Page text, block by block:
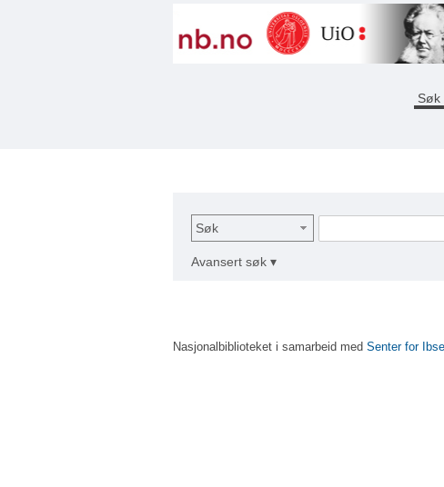
Søk
Søk
Avansert søk ▾
Nasjonalbiblioteket i samarbeid med Senter for